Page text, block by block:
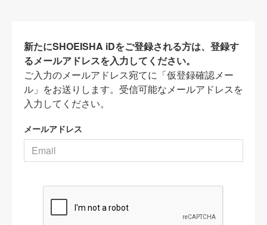
新たにSHOEISHA iDをご登録される方は、登録す
るメールアドレスを入力してください。
ご入力のメールアドレス宛てに「仮登録確認メー
ル」をお送りします。受信可能なメールアドレスを
入力してください。
メールアドレス